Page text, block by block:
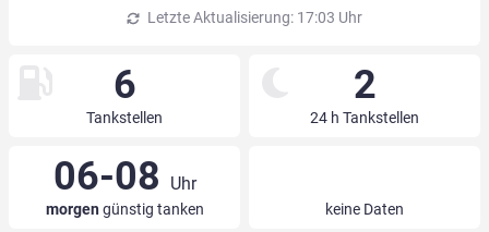
Letzte Aktualisierung: 17:03 Uhr
6
Tankstellen
2
24 h Tankstellen
06-08 Uhr
morgengünstig tanken keine Daten